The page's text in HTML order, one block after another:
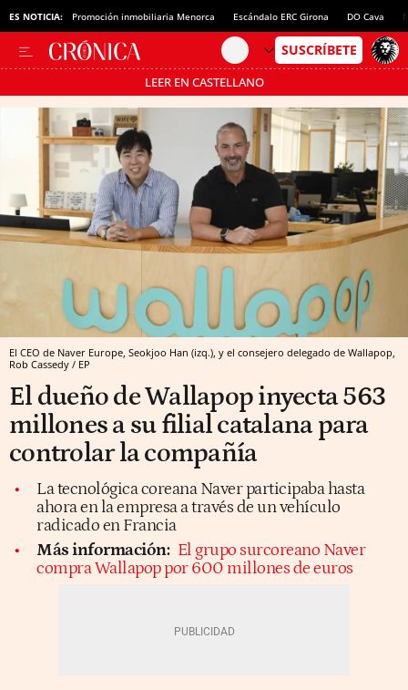
ES NOTICIA: Promoción inmobiliaria Menorca Escándalo ERC Girona DO Cava
LEER EN CASTELLANO
Pásate al MODO AHORRO
El CEO de Naver Europe, Seokjoo Han (izq.), y el consejero delegado de Wallapop,
Rob Cassedy / EP
El dueño de Wallapop inyecta 563
millones a su filial catalana para
controlar la compañía
La tecnológica coreana Naver participaba hasta
ahora en la empresa a través de un vehículo
radicado en Francia
Más información: El grupo surcoreano Naver
compra Wallapop por 600 millones de euros